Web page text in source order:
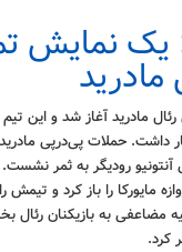
یک نمایش
مادرید
مادرید آغاز شد و این تیم
داشت. حملات پی‌درپی
دیدنی آنتونیو رودیگر به ثمر
مایورکا را باز کرد و تیمش
مضاعفی به بازیکنان رئال
کرد.